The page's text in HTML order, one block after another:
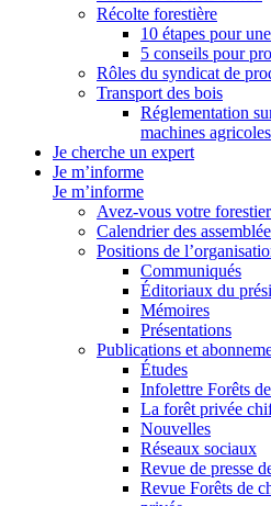
Récolte forestière
10 étapes pour
5 conseils pour
Rôles du syndicat de
Transport des bois
Réglementation
machines agricoles
Je cherche un expert
Je m’informe
Je m’informe
Avez-vous votre
Calendrier des
Positions de
Communiqués
Éditoriaux du
Mémoires
Présentations
Publications et
Études
Infolettre Forêts
La forêt privée
Nouvelles
Réseaux sociaux
Revue de presse
Revue Forêts de